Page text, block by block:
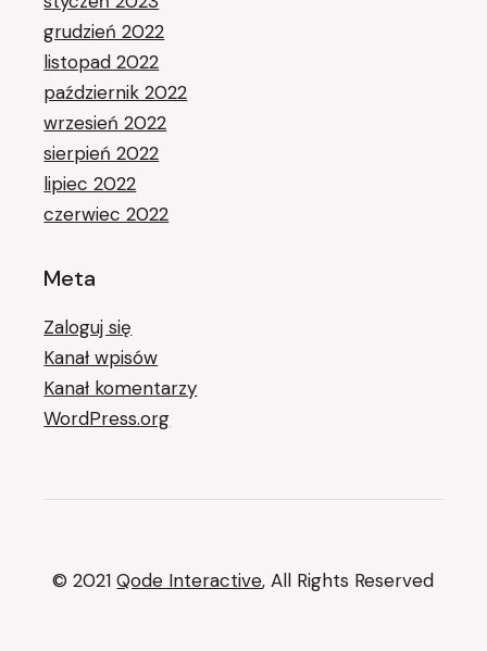
grudzień 2022
listopad 2022
październik 2022
wrzesień 2022
sierpień 2022
lipiec 2022
czerwiec 2022
Meta
Zaloguj się
Kanał wpisów
Kanał komentarzy
WordPress.org
© 2021Qode Interactive, All Rights Reserved